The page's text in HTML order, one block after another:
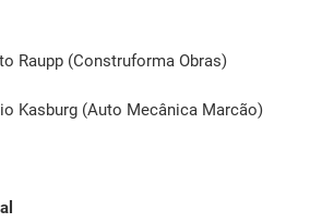
Raupp (Construforma Obras)
Kasburg (Auto Mecânica Marcão)